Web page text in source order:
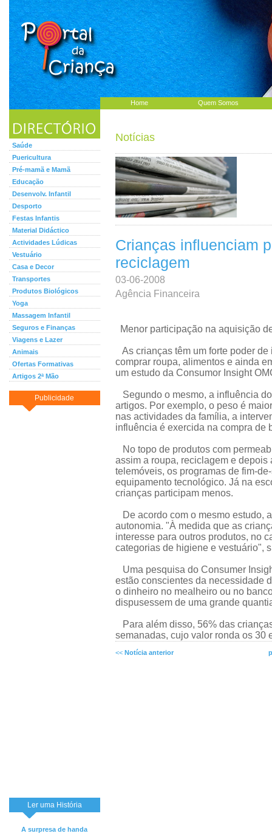
Home Quem Somos
Saúde
Puericultura
Pré-mamã e Mamã
Educação
Desenvolv. Infantil
Desporto
Festas Infantis
Material Didáctico
Actividades Lúdicas
Vestuário
Casa e Decor
Transportes
Produtos Biológicos
Yoga
Massagem Infantil
Seguros e Finanças
Viagens e Lazer
Animais
Ofertas Formativas
Artigos 2ª Mão
Publicidade
Ler uma História
A surpresa de handa
Notícias
Crianças influenciam
reciclagem
03-06-2008
Agência Financeira
Menor participação na aquisição
As crianças têm um forte poder
comprar roupa, alimentos e ainda
um estudo da Consumor Insight
Segundo o mesmo, a influência
artigos. Por exemplo, o peso é
nas actividades da família, a
influência é exercida na compra de
No topo de produtos com
assim a roupa, reciclagem e
telemóveis, os programas de fim-
equipamento tecnológico. Já na
crianças participam menos.
De acordo com o mesmo estudo,
autonomia. "À medida que as
interesse para outros produtos, no
categorias de higiene e vestuário",
Uma pesquisa do Consumer
estão conscientes da necessidade
o dinheiro no mealheiro ou no
dispusessem de uma grande
Para além disso, 56% das
semanadas, cujo valor ronda os 30
<< Notícia anterior